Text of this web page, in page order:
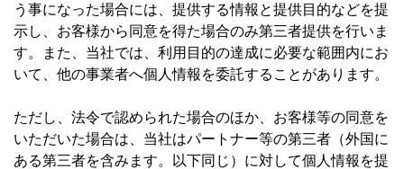
う事になった場合には、提供する情報と提供目的などを提
示し、お客様から同意を得た場合のみ第三者提供を行いま
す。また、当社では、利用目的の達成に必要な範囲内にお
いて、他の事業者へ個人情報を委託することがあります。
ただし、法令で認められた場合のほか、お客様等の同意を
いただいた場合は、当社はパートナー等の第三者（外国に
ある第三者を含みます。以下同じ）に対して個人情報を提